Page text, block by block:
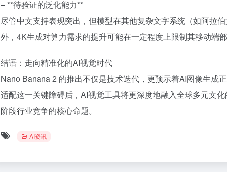
– **待验证的泛化能力**
尽管中文支持表现突出，但模型在其他复杂文字系统（如阿拉
外，4K生成对算力需求的提升可能在一定程度上限制其移动端部
结语：走向精准化的AI视觉时代
Nano Banana 2 的推出不仅是技术迭代，更预示着AI图像生成
适配这一关键障碍后，AI视觉工具将更深度地融入全球多元文
阶段行业竞争的核心命题。
AI资讯